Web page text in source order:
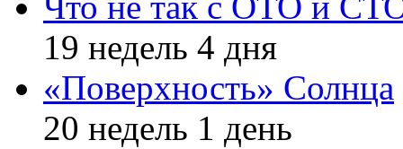
19 недель 4 дня
«Поверхность» Солнца
20 недель 1 день